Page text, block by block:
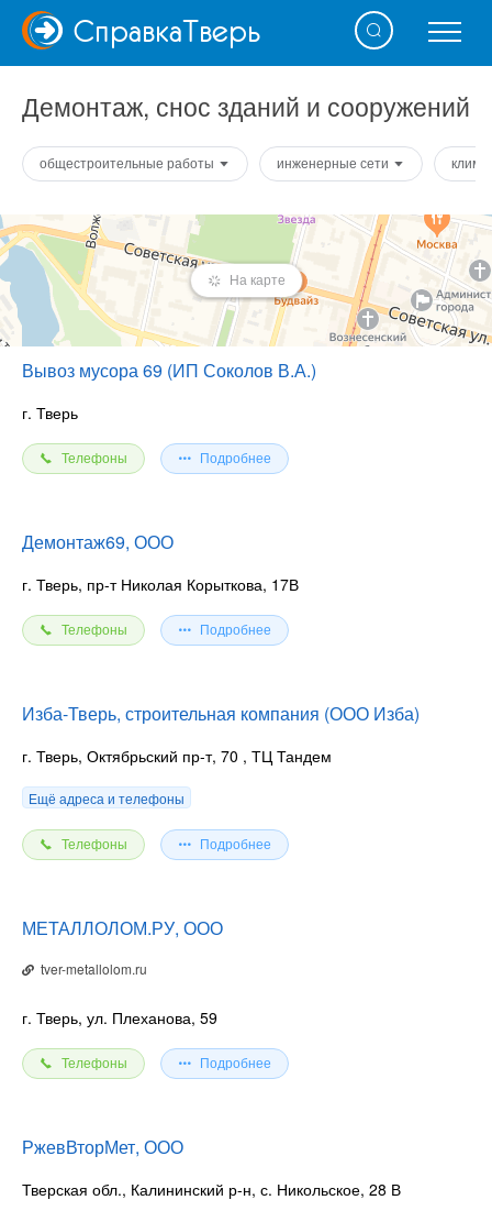
СправкаТверь
Демонтаж, снос зданий и сооружений
общестроительные работы инженерные сети
На карте
Вывоз мусора 69 (ИП Соколов В.А.)
г. Тверь
Телефоны Подробнее
Демонтаж69, ООО
г. Тверь, пр-т Николая Корыткова, 17В
Телефоны Подробнее
Изба-Тверь, строительная компания (ООО Изба)
г. Тверь, Октябрьский пр-т, 70 , ТЦ Тандем
Ещё адреса и телефоны
Телефоны Подробнее
МЕТАЛЛОЛОМ.РУ, ООО
tver-metallolom.ru
г. Тверь, ул. Плеханова, 59
Телефоны Подробнее
РжевВторМет, ООО
Тверская обл., Калининский р-н, с. Никольское, 28 В